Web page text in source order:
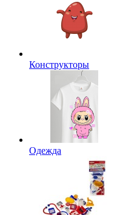
Конструкторы
Одежда